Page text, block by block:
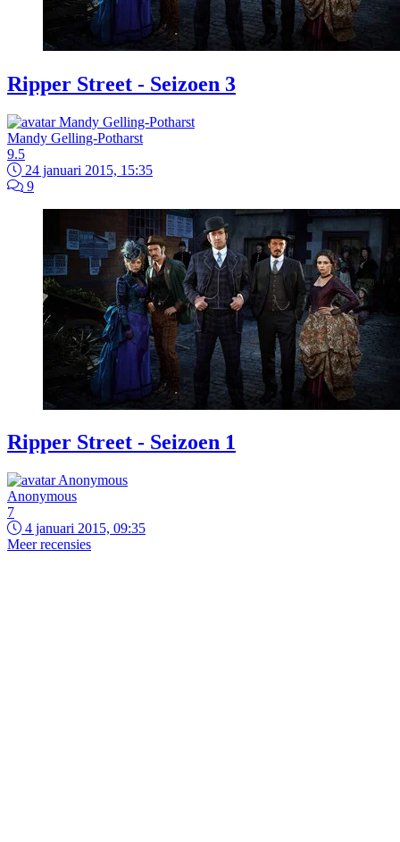
Ripper Street - Seizoen 3
Mandy Gelling-Potharst
9.5
24 januari 2015, 15:35
9
Ripper Street - Seizoen 1
Anonymous
7
4 januari 2015, 09:35
Meer recensies